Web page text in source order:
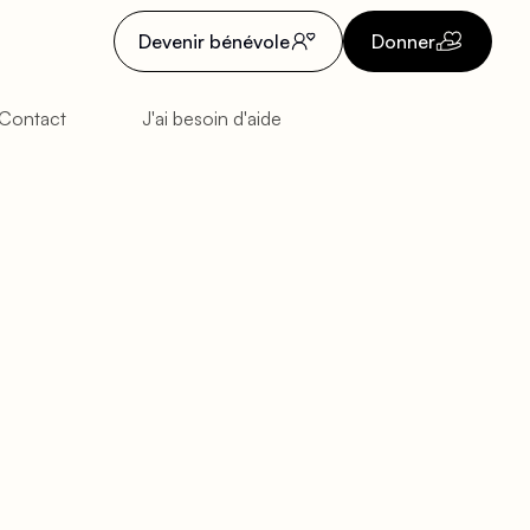
Devenir bénévole Donner
J'ai besoin d'aide